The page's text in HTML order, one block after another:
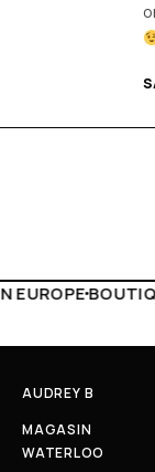
AUDREY B
MAGASIN
WATERLOO